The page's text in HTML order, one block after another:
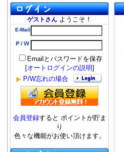
ゲストさん ようこそ！
Emailとパスワードを保存
[オートログインの説明]
P/W忘れの場合
会員登録すると ポイントが貯ま
り
色々な機能がお使い頂けます。